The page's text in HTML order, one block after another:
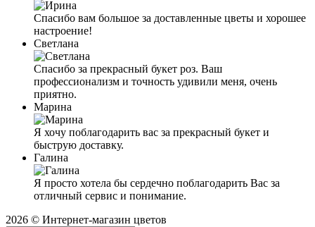
Спасибо вам большое за доставленные цветы и хорошее
настроение!
Светлана
Спасибо за прекрасный букет роз. Ваш
профессионализм и точность удивили меня, очень
приятно.
Марина
Я хочу поблагодарить вас за прекрасный букет и
быструю доставку.
Галина
Я просто хотела бы сердечно поблагодарить Вас за
отличный сервис и понимание.
2026 © Интернет-магазин цветов